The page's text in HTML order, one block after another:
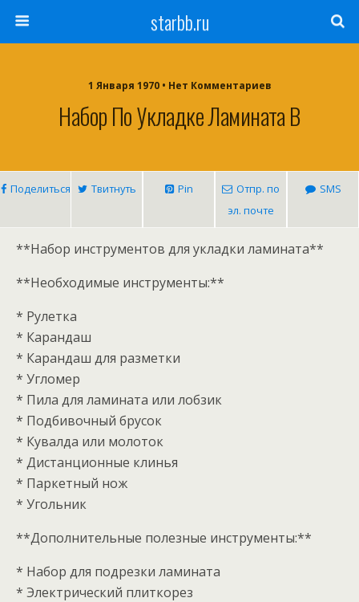
starbb.ru
1 Января 1970 • Нет Комментариев
Набор По Укладке Ламината В
Поделиться Твитнуть Pin
Отпр. по
эл. почте
SMS
**Набор инструментов для укладки ламината**
**Необходимые инструменты:**
* Рулетка
* Карандаш
* Карандаш для разметки
* Угломер
* Пила для ламината или лобзик
* Подбивочный брусок
* Кувалда или молоток
* Дистанционные клинья
* Паркетный нож
* Угольник
**Дополнительные полезные инструменты:**
* Набор для подрезки ламината
* Электрический плиткорез